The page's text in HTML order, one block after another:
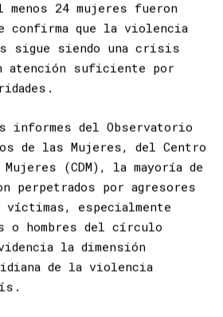
Visitación Padilla. En
menos 24 mujeres fueron
confirma que la violencia
sigue siendo una crisis
suficiente por
informes delObservatorio
de las Mujeres, del Centro
(CDM), la mayoría de
perpetrados por agresores
especialmente
o hombres del círculo
la dimensión
de la violencia